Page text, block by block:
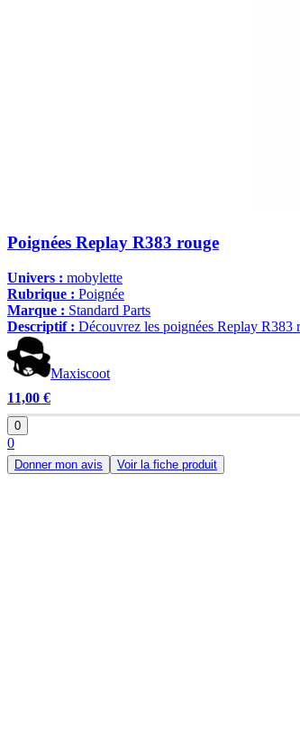
Poignées Replay R383 rouge
Univers : mobylette
Rubrique : Poignée
Marque : Standard Parts
Descriptif : Découvrez les poignées Replay
Maxiscoot
11,00 €
0
0
Donner mon avis Voir la fiche produit